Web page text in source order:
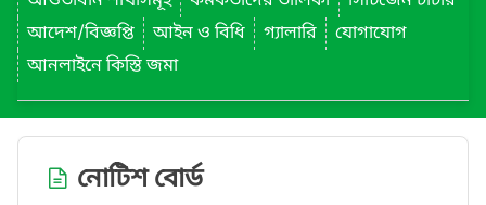
আদেশ/বিজ্ঞপ্তি
আইন ও বিধি গ্যালারি
যোগাযোগ
আনলাইনে কিস্তি জমা
নোটিশ বোর্ড